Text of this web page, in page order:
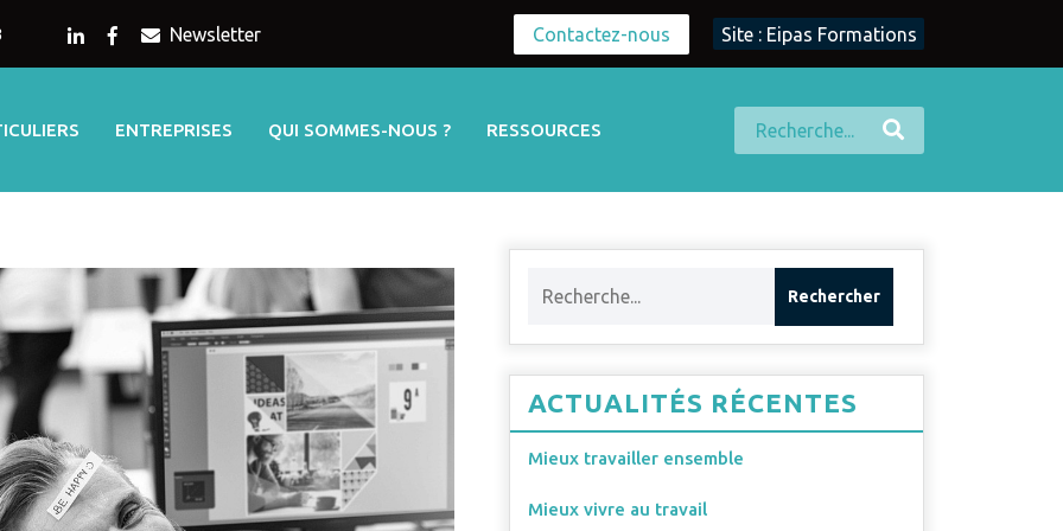
Newsletter Contactez-nous Site : Eipas Formations
ENTREPRISES QUI SOMMES-NOUS ? RESSOURCES
ACTUALITÉS RÉCENTES
Mieux travailler ensemble
Mieux vivre au travail